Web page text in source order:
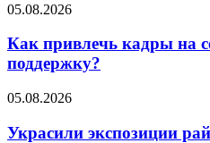
05.08.2026
Как привлечь кадры на
поддержку?
05.08.2026
Украсили экспозиции